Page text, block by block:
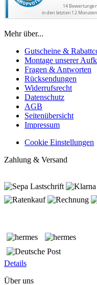
Mehr über...
Gutscheine &
Montage unserer
Fragen & Antworten
Rücksendungen
Widerrufsrecht
Datenschutz
AGB
Seitenübersicht
Impressum
Cookie Einstellungen
Zahlung & Versand
Details
Über uns